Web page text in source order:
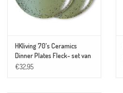
HKliving 70's Ceramics
Dinner Plates Fleck- set van
2
€32,95